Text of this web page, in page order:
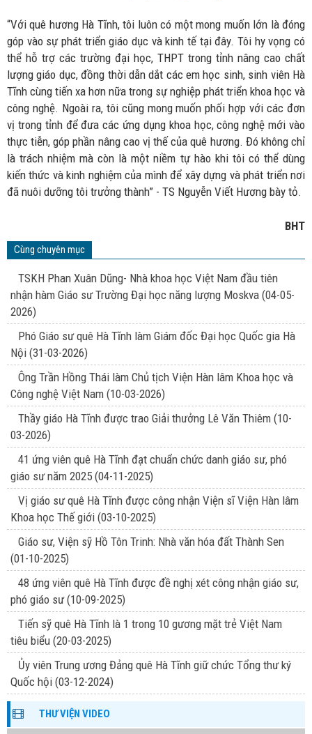
“Với quê hương Hà Tĩnh, tôi luôn có một mong muốn lớn là đóng
góp vào sự phát triển giáo dục và kinh tế tại đây. Tôi hy vọng có
thể hỗ trợ các trường đại học, THPT trong tỉnh nâng cao chất
lượng giáo dục, đồng thời dẫn dắt các em học sinh, sinh viên Hà
Tĩnh cùng tiến xa hơn nữa trong sự nghiệp phát triển khoa học và
công nghệ. Ngoài ra, tôi cũng mong muốn phối hợp với các đơn
vị trong tỉnh để đưa các ứng dụng khoa học, công nghệ mới vào
thực tiễn, góp phần nâng cao vị thế của quê hương. Đó không chỉ
là trách nhiệm mà còn là một niềm tự hào khi tôi có thể dùng
kiến thức và kinh nghiệm của mình để xây dựng và phát triển nơi
đã nuôi dưỡng tôi trưởng thành” - TS Nguyễn Viết Hương bày tỏ.
BHT
Cùng chuyên mục
TSKH Phan Xuân Dũng- Nhà khoa học Việt Nam đầu tiên
nhận hàm Giáo sư Trường Đại học năng lượng Moskva (04-05-
2026)
Phó Giáo sư quê Hà Tĩnh làm Giám đốc Đại học Quốc gia Hà
Nội (31-03-2026)
Ông Trần Hồng Thái làm Chủ tịch Viện Hàn lâm Khoa học và
Công nghệ Việt Nam (10-03-2026)
Thầy giáo Hà Tĩnh được trao Giải thưởng Lê Văn Thiêm (10-
03-2026)
41 ứng viên quê Hà Tĩnh đạt chuẩn chức danh giáo sư, phó
giáo sư năm 2025 (04-11-2025)
Vị giáo sư quê Hà Tĩnh được công nhận Viện sĩ Viện Hàn lâm
Khoa học Thế giới (03-10-2025)
Giáo sư, Viện sỹ Hồ Tôn Trinh: Nhà văn hóa đất Thành Sen
(01-10-2025)
48 ứng viên quê Hà Tĩnh được đề nghị xét công nhận giáo sư,
phó giáo sư(10-09-2025)
Tiến sỹ quê Hà Tĩnh là 1 trong 10 gương mặt trẻ Việt Nam
tiêu biểu (20-03-2025)
Ủy viên Trung ương Đảng quê Hà Tĩnh giữ chức Tổng thư ký
Quốc hội (03-12-2024)
THƯ VIỆN VIDEO